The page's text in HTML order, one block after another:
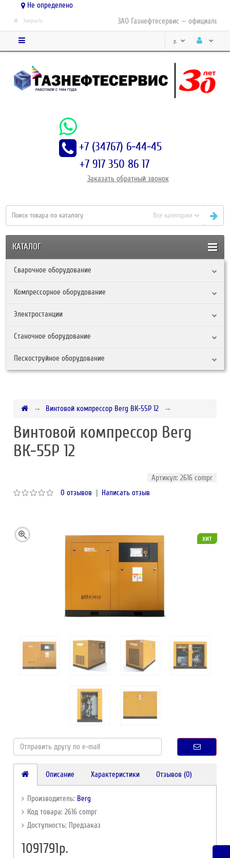
Не определено
ЗАО Газнефтесервис — официальный
× Закрыть
р.
+7 (34767) 6-44-45
+7 917 350 86 17
Заказать обратный звонок
Все категории
КАТАЛОГ
Сварочное оборудование
Компрессорное оборудование
Электростанции
Станочное оборудование
Пескоструйное оборудование
Винтовой компрессор Berg ВК-55Р 12
Винтовой компрессор Berg
ВК-55Р 12
Артикул: 2616 compr
0 отзывов | Написать отзыв
хит
Описание Характеристики Отзывов (0)
Производитель: Berg
Код товара: 2616 compr
Доступность: Предзаказ
1091791р.